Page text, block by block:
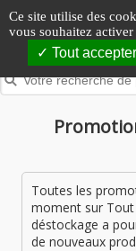
Panneau de gestion
Ce site utilise des
vous souhaitez activer
Tout accepter
Toutes les
moment sur Tout
déstockage a
de nouveaux